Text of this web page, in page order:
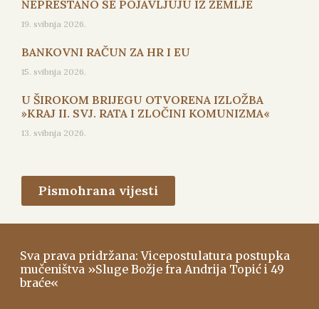
NEPRESTANO SE POJAVLJUJU IZ ZEMLJE
19. svibnja 2026.
BANKOVNI RAČUN ZA HR I EU
15. svibnja 2026.
U ŠIROKOM BRIJEGU OTVORENA IZLOŽBA
»KRAJ II. SVJ. RATA I ZLOČINI KOMUNIZMA«
13. svibnja 2026.
Pismohrana vijesti
Sva prava pridržana: Vicepostulatura postupka
mučeništva »Sluge Božje fra Andrija Topić i 49
braće«